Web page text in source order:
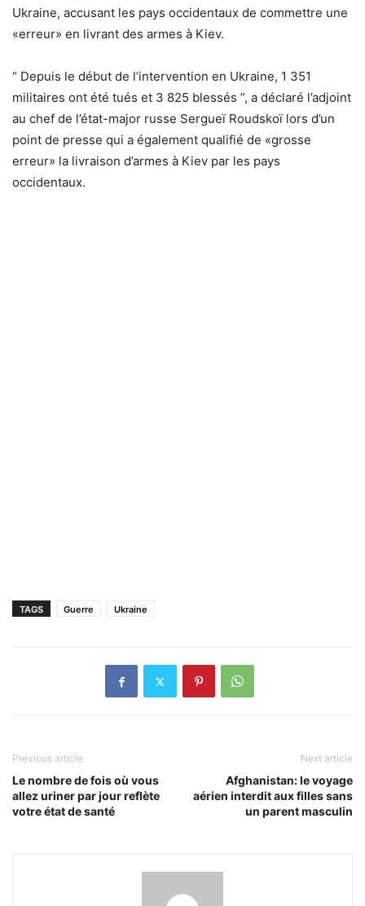
Ukraine, accusant les pays occidentaux de commettre une
«erreur» en livrant des armes à Kiev.
“ Depuis le début de l’intervention en Ukraine, 1 351
militaires ont été tués et 3 825 blessés ”, a déclaré l’adjoint
au chef de l’état-major russe Sergueï Roudskoï lors d’un
point de presse qui a également qualifié de «grosse
erreur» la livraison d’armes à Kiev par les pays
occidentaux.
TAGS Guerre Ukraine
Previous article
Le nombre de fois où vous
allez uriner par jour reflète
votre état de santé
Next article
Afghanistan: le voyage
aérien interdit aux filles sans
un parent masculin